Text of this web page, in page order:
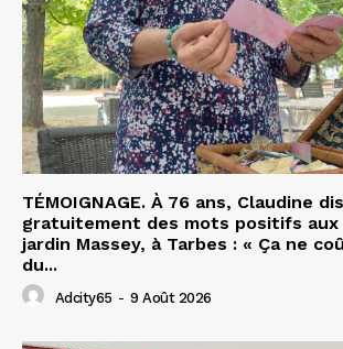
TÉMOIGNAGE. À 76 ans, Claudine
gratuitement des mots positifs aux
jardin Massey, à Tarbes : « Ça ne
du...
Adcity65 - 9 Août 2026